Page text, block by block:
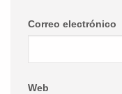
Correo electrónico
Web